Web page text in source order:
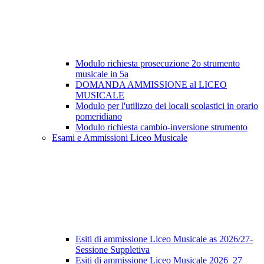
Modulo richiesta prosecuzione 2o strumento
musicale in 5a
DOMANDA AMMISSIONE al LICEO
MUSICALE
Modulo per l'utilizzo dei locali scolastici in orario
pomeridiano
Modulo richiesta cambio-inversione strumento
Esami e Ammissioni Liceo Musicale
Esiti di ammissione Liceo Musicale as 2026/27-
Sessione Suppletiva
Esiti di ammissione Liceo Musicale 2026_27